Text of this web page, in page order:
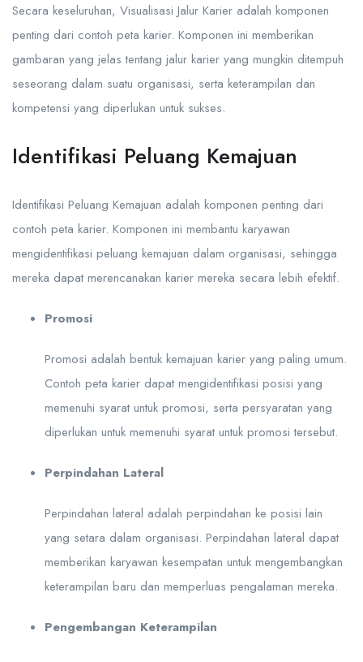
Secara keseluruhan, Visualisasi Jalur Karier adalah komponen
penting dari contoh peta karier. Komponen ini memberikan
gambaran yang jelas tentang jalur karier yang mungkin ditempuh
seseorang dalam suatu organisasi, serta keterampilan dan
kompetensi yang diperlukan untuk sukses.
Identifikasi Peluang Kemajuan
Identifikasi Peluang Kemajuan adalah komponen penting dari
contoh peta karier. Komponen ini membantu karyawan
mengidentifikasi peluang kemajuan dalam organisasi, sehingga
mereka dapat merencanakan karier mereka secara lebih efektif.
Promosi
Promosi adalah bentuk kemajuan karier yang paling umum.
Contoh peta karier dapat mengidentifikasi posisi yang
memenuhi syarat untuk promosi, serta persyaratan yang
diperlukan untuk memenuhi syarat untuk promosi tersebut.
Perpindahan Lateral
Perpindahan lateral adalah perpindahan ke posisi lain
yang setara dalam organisasi. Perpindahan lateral dapat
memberikan karyawan kesempatan untuk mengembangkan
keterampilan baru dan memperluas pengalaman mereka.
Pengembangan Keterampilan